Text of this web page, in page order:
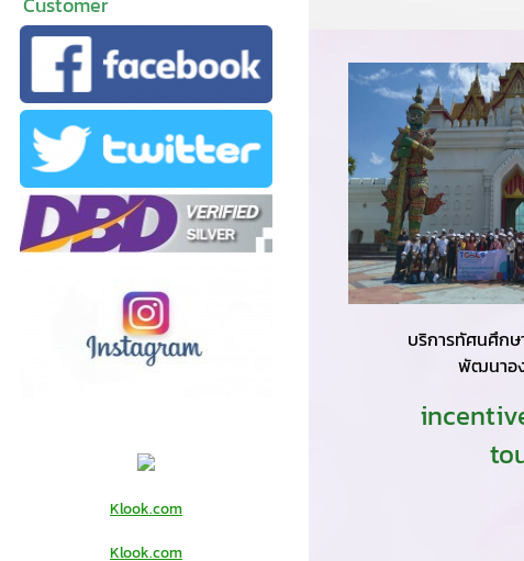
Klook.com
Klook.com
บริการทัศนศึก
พัฒนาอ